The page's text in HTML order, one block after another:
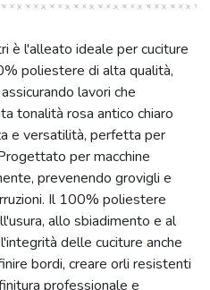
è l'alleato ideale per cuciture
poliestere di alta qualità,
lavori che
tonalità rosa antico chiaro
e versatilità, perfetta per
per macchine
prevenendo grovigli e
Il 100% poliestere
allo sbiadimento e al
delle cuciture anche
bordi, creare orli resistenti
professionale e